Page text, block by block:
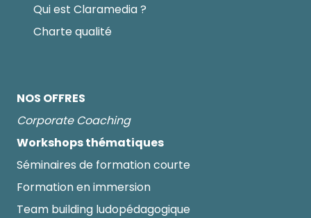
Qui est Claramedia ?
Charte qualité
NOS OFFRES
Corporate Coaching
Workshops thématiques
Séminaires de formation courte
Formation en immersion
Team building ludopédagogique